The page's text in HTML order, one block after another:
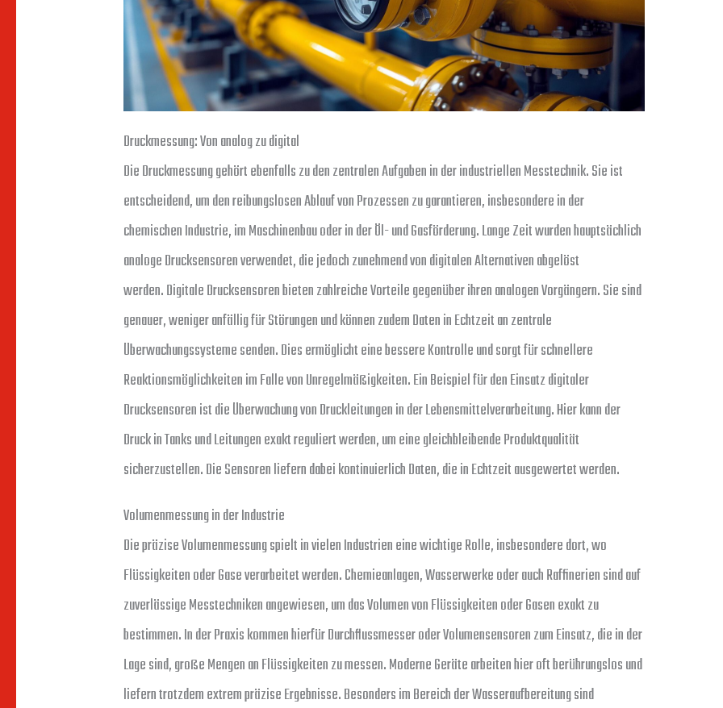
Druckmessung: Von analog zu digital
Die Druckmessung gehört ebenfalls zu den zentralen Aufgaben in der industriellen Messtechnik. Sie ist
entscheidend, um den reibungslosen Ablauf von Prozessen zu garantieren, insbesondere in der
chemischen Industrie, im Maschinenbau oder in der Öl- und Gasförderung. Lange Zeit wurden hauptsächlich
analoge Drucksensoren verwendet, die jedoch zunehmend von digitalen Alternativen abgelöst
werden. Digitale Drucksensoren bieten zahlreiche Vorteile gegenüber ihren analogen Vorgängern. Sie sind
genauer, weniger anfällig für Störungen und können zudem Daten in Echtzeit an zentrale
Überwachungssysteme senden. Dies ermöglicht eine bessere Kontrolle und sorgt für schnellere
Reaktionsmöglichkeiten im Falle von Unregelmäßigkeiten. Ein Beispiel für den Einsatz digitaler
Drucksensoren ist die Überwachung von Druckleitungen in der Lebensmittelverarbeitung. Hier kann der
Druck in Tanks und Leitungen exakt reguliert werden, um eine gleichbleibende Produktqualität
sicherzustellen. Die Sensoren liefern dabei kontinuierlich Daten, die in Echtzeit ausgewertet werden.
Volumenmessung in der Industrie
Die präzise Volumenmessung spielt in vielen Industrien eine wichtige Rolle, insbesondere dort, wo
Flüssigkeiten oder Gase verarbeitet werden. Chemieanlagen, Wasserwerke oder auch Raffinerien sind auf
zuverlässige Messtechniken angewiesen, um das Volumen von Flüssigkeiten oder Gasen exakt zu
bestimmen. In der Praxis kommen hierfür Durchflussmesser oder Volumensensoren zum Einsatz, die in der
Lage sind, große Mengen an Flüssigkeiten zu messen. Moderne Geräte arbeiten hier oft berührungslos und
liefern trotzdem extrem präzise Ergebnisse. Besonders im Bereich der Wasseraufbereitung sind